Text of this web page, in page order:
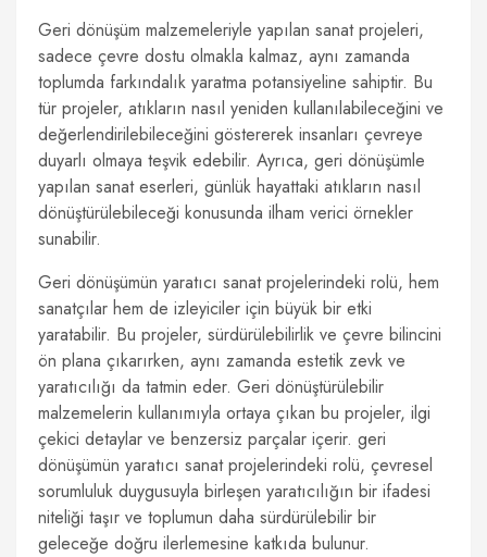
Geri dönüşüm malzemeleriyle yapılan sanat projeleri,
sadece çevre dostu olmakla kalmaz, aynı zamanda
toplumda farkındalık yaratma potansiyeline sahiptir. Bu
tür projeler, atıkların nasıl yeniden kullanılabileceğini ve
değerlendirilebileceğini göstererek insanları çevreye
duyarlı olmaya teşvik edebilir. Ayrıca, geri dönüşümle
yapılan sanat eserleri, günlük hayattaki atıkların nasıl
dönüştürülebileceği konusunda ilham verici örnekler
sunabilir.
Geri dönüşümün yaratıcı sanat projelerindeki rolü, hem
sanatçılar hem de izleyiciler için büyük bir etki
yaratabilir. Bu projeler, sürdürülebilirlik ve çevre bilincini
ön plana çıkarırken, aynı zamanda estetik zevk ve
yaratıcılığı da tatmin eder. Geri dönüştürülebilir
malzemelerin kullanımıyla ortaya çıkan bu projeler, ilgi
çekici detaylar ve benzersiz parçalar içerir. geri
dönüşümün yaratıcı sanat projelerindeki rolü, çevresel
sorumluluk duygusuyla birleşen yaratıcılığın bir ifadesi
niteliği taşır ve toplumun daha sürdürülebilir bir
geleceğe doğru ilerlemesine katkıda bulunur.